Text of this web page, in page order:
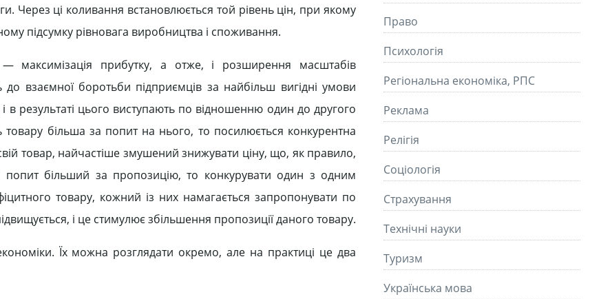
Через ці коливання встановлюється той рівень цін, при якому
підсумку рівновага виробництва і споживання.
максимізація прибутку, а отже, і розширення масштабів
взаємної боротьби підприємців за найбільш вигідні умови
в результаті цього виступають по відношенню один до другого
більша за попит на нього, то посилюється конкурентна
товар, найчастіше змушений знижувати ціну, що, як правило,
більший за пропозицію, то конкурувати один з одним
товару, кожний із них намагається запропонувати по
і це стимулює збільшення пропозиції даного товару.
Їх можна розглядати окремо, але на практиці це два
Право
Психологія
Регіональна економіка, РПС
Реклама
Релігія
Соціологія
Страхування
Технічні науки
Туризм
Українська мова